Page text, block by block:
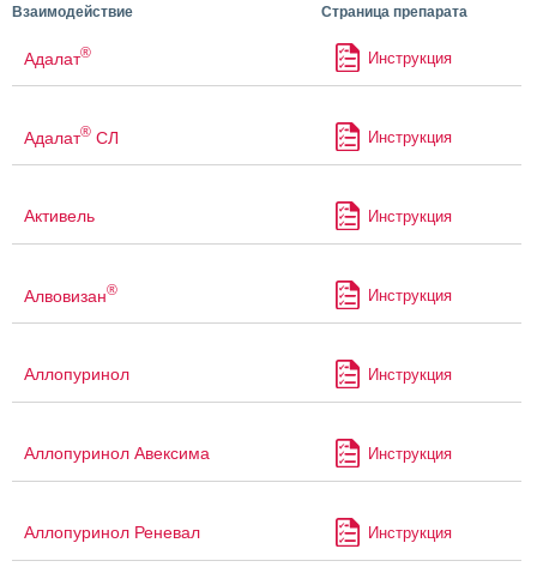
Взаимодействие Страница препарата
Адалат® Инструкция
Адалат® СЛ Инструкция
Активель Инструкция
Алвовизан® Инструкция
Аллопуринол Инструкция
Аллопуринол Авексима Инструкция
Аллопуринол Реневал Инструкция